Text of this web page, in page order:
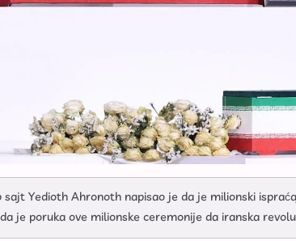
Yedioth Ahronoth napisao je da je milionski
je poruka ove milionske ceremonije da iranska